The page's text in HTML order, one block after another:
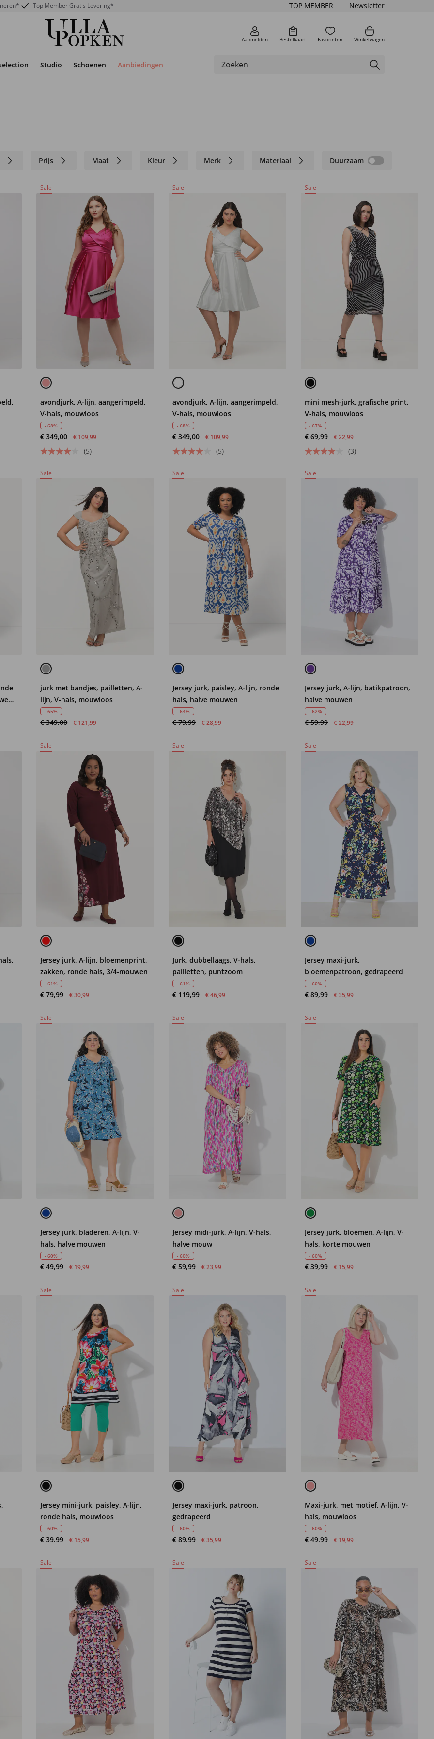
Top Member Gratis Levering* TOP MEMBER Newsletter
Aanmelden Bestelkaart Favorieten Winkelwagen
Studio Schoenen Aanbiedingen
Prijs Maat Kleur Merk Materiaal Duurzaam
Sale
avondjurk, A-lijn, aangerimpeld,
V-hals, mouwloos
- 68%
€ 349,00 € 109,99
(5)
Sale
avondjurk, A-lijn, aangerimpeld,
V-hals, mouwloos
- 68%
€ 349,00 € 109,99
(5)
Sale
mini mesh-jurk, grafische print,
V-hals, mouwloos
- 67%
€ 69,99 € 22,99
(3)
Sale
jurk met bandjes, pailletten, A-
lijn, V-hals, mouwloos
- 65%
€ 349,00 € 121,99
Sale
Jersey jurk, paisley, A-lijn, ronde
hals, halve mouwen
- 64%
€ 79,99 € 28,99
Sale
Jersey jurk, A-lijn, batikpatroon,
halve mouwen
- 62%
€ 59,99 € 22,99
Sale
Jersey jurk, A-lijn, bloemenprint,
zakken, ronde hals, 3/4-mouwen
- 61%
€ 79,99 € 30,99
Sale
Jurk, dubbellaags, V-hals,
pailletten, puntzoom
- 61%
€ 119,99 € 46,99
Sale
Jersey maxi-jurk,
bloemenpatroon, gedrapeerd
- 60%
€ 89,99 € 35,99
Sale
Jersey jurk, bladeren, A-lijn, V-
hals, halve mouwen
- 60%
€ 49,99 € 19,99
Sale
Jersey midi-jurk, A-lijn, V-hals,
halve mouw
- 60%
€ 59,99 € 23,99
Sale
Jersey jurk, bloemen, A-lijn, V-
hals, korte mouwen
- 60%
€ 39,99 € 15,99
Sale
Jersey mini-jurk, paisley, A-lijn,
ronde hals, mouwloos
- 60%
€ 39,99 € 15,99
Sale
Jersey maxi-jurk, patroon,
gedrapeerd
- 60%
€ 89,99 € 35,99
Sale
Maxi-jurk, met motief, A-lijn, V-
hals, mouwloos
- 60%
€ 49,99 € 19,99
Sale Sale Sale